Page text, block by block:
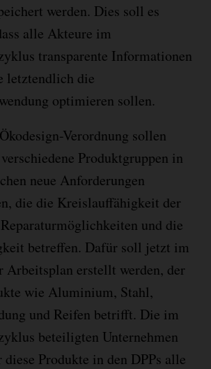
werden. Dies soll es
alle Akteure im
transparente Informationen
letztendlich die
optimieren sollen.
Verordnung sollen
Produktgruppen in
neue Anforderungen
die die Kreislauffähigkeit der
und die
betreffen. Dafür soll jetzt im
Arbeitsplan erstellt werden, der
wie Aluminium, Stahl,
und Reifen betrifft. Die im
beteiligten Unternehmen
Produkte in den DPPs alle